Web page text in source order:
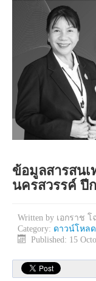
ข้อมูลการติ
ข้อมูลสารสน
นครสวรรค์ ปี
Written by เอกราช โ
Category: ดาวน์โหลด
Published: 15